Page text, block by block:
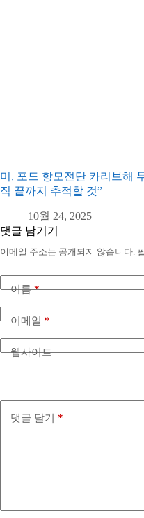
미, 포드 항모전단 카리브해
직 끝까지 추적할 것”
10월 24, 2025
댓글 남기기
이메일 주소는 공개되지 않습니다.
이름*
이메일*
웹사이트
댓글 달기 *